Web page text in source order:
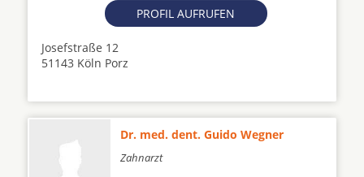
PROFIL AUFRUFEN
Josefstraße 12
51143 Köln Porz
Dr. med. dent. Guido Wegner
Zahnarzt